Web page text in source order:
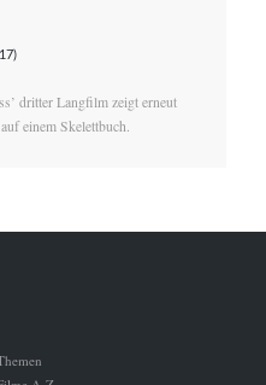
dritter Langfilm zeigt erneut
einem Skelettbuch.